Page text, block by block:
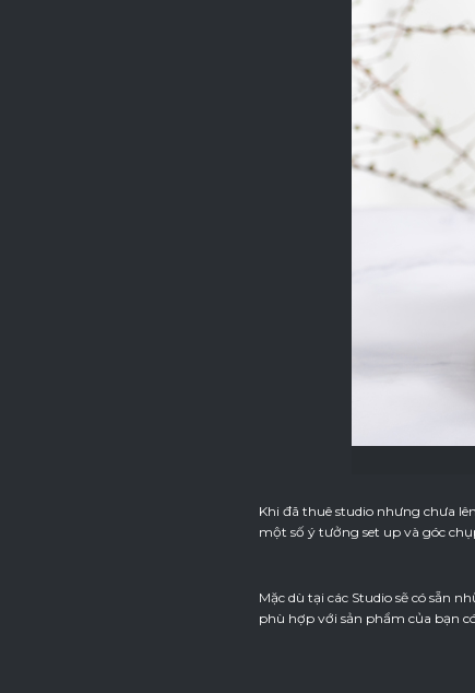
Khi đã thuê studio nhưng chưa
một số ý tưởng set up và góc
Mặc dù tại các Studio sẽ có sẵn
phù hợp với sản phẩm của bạn